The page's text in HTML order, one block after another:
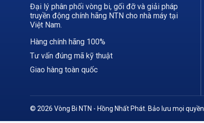
Đại lý phân phối vòng bi, gối đỡ và giải pháp
truyền động chính hãng NTN cho nhà máy tại
Việt Nam.
Hàng chính hãng 100%
Tư vấn đúng mã kỹ thuật
Giao hàng toàn quốc
© 2026 Vòng Bi NTN - Hồng Nhất Phát. Bảo lưu mọi quyền.